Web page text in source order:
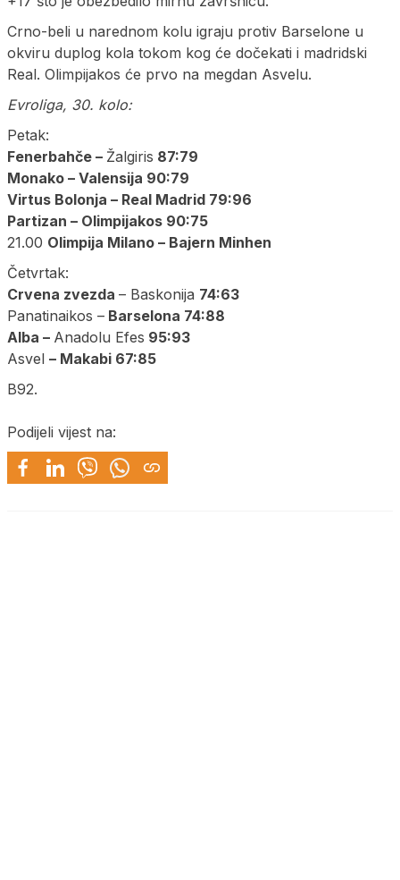
Crno-beli u narednom kolu igraju protiv Barselone u
okviru duplog kola tokom kog će dočekati i madridski
Real. Olimpijakos će prvo na megdan Asvelu.
Evroliga, 30. kolo:
Petak:
Fenerbahče – Žalgiris 87:79
Monako – Valensija 90:79
Virtus Bolonja – Real Madrid 79:96
Partizan – Olimpijakos 90:75
21.00 Olimpija Milano – Bajern Minhen
Četvrtak:
Crvena zvezda – Baskonija 74:63
Panatinaikos – Barselona 74:88
Alba – Anadolu Efes 95:93
Asvel – Makabi 67:85
B92.
Podijeli vijest na: